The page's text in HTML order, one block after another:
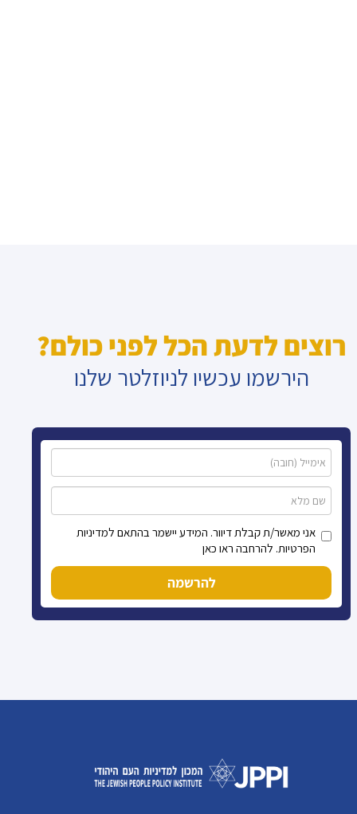
רוצים לדעת הכל לפני כולם?
הירשמו עכשיו לניוזלטר שלנו
אני מאשר/ת קבלת דיוור. המידע יישמר בהתאם למדיניות
הפרטיות. להרחבה ראו כאן
להרשמה